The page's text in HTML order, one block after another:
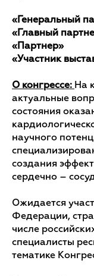
«Генеральный
«Главный
«Партнер»
«Участник
О конгрессе: На
актуальные
состояния
научного
создания
сердечно –
Ожидается
Федерации,
числе
специалисты
тематике